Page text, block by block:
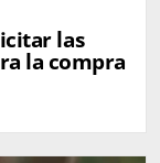
las
la compra